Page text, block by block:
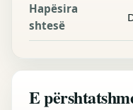
Hapësira
shtesë
E